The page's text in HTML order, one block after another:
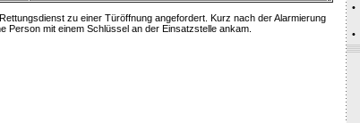
zu einer Türöffnung angefordert. Kurz nach der Alarmierung
mit einem Schlüssel an der Einsatzstelle ankam.
•
•